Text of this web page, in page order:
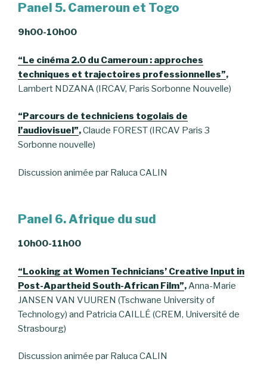
Panel 5. Cameroun et Togo
9h00-10h00
“Le cinéma 2.0 du Cameroun : approches
techniques et trajectoires professionnelles”,
Lambert NDZANA (IRCAV, Paris Sorbonne Nouvelle)
“Parcours de techniciens togolais de
l’audiovisuel”,Claude FOREST (IRCAV Paris 3
Sorbonne nouvelle)
Discussion animée par Raluca CALIN
Panel 6. Afrique du sud
10h00-11h00
“Looking at Women Technicians’ Creative Input in
Post-Apartheid South-African Film”,Anna-Marie
JANSEN VAN VUUREN (Tschwane University of
Technology) and Patricia CAILLÉ (CREM, Université de
Strasbourg)
Discussion animée par Raluca CALIN